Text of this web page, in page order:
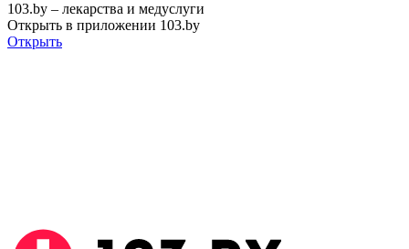
103.by – лекарства и медуслуги
Открыть в приложении 103.by
Открыть